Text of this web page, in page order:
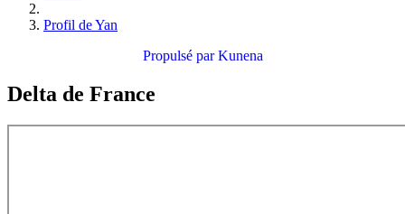
Profil de Yan
Propulsé parKunena
Delta de France